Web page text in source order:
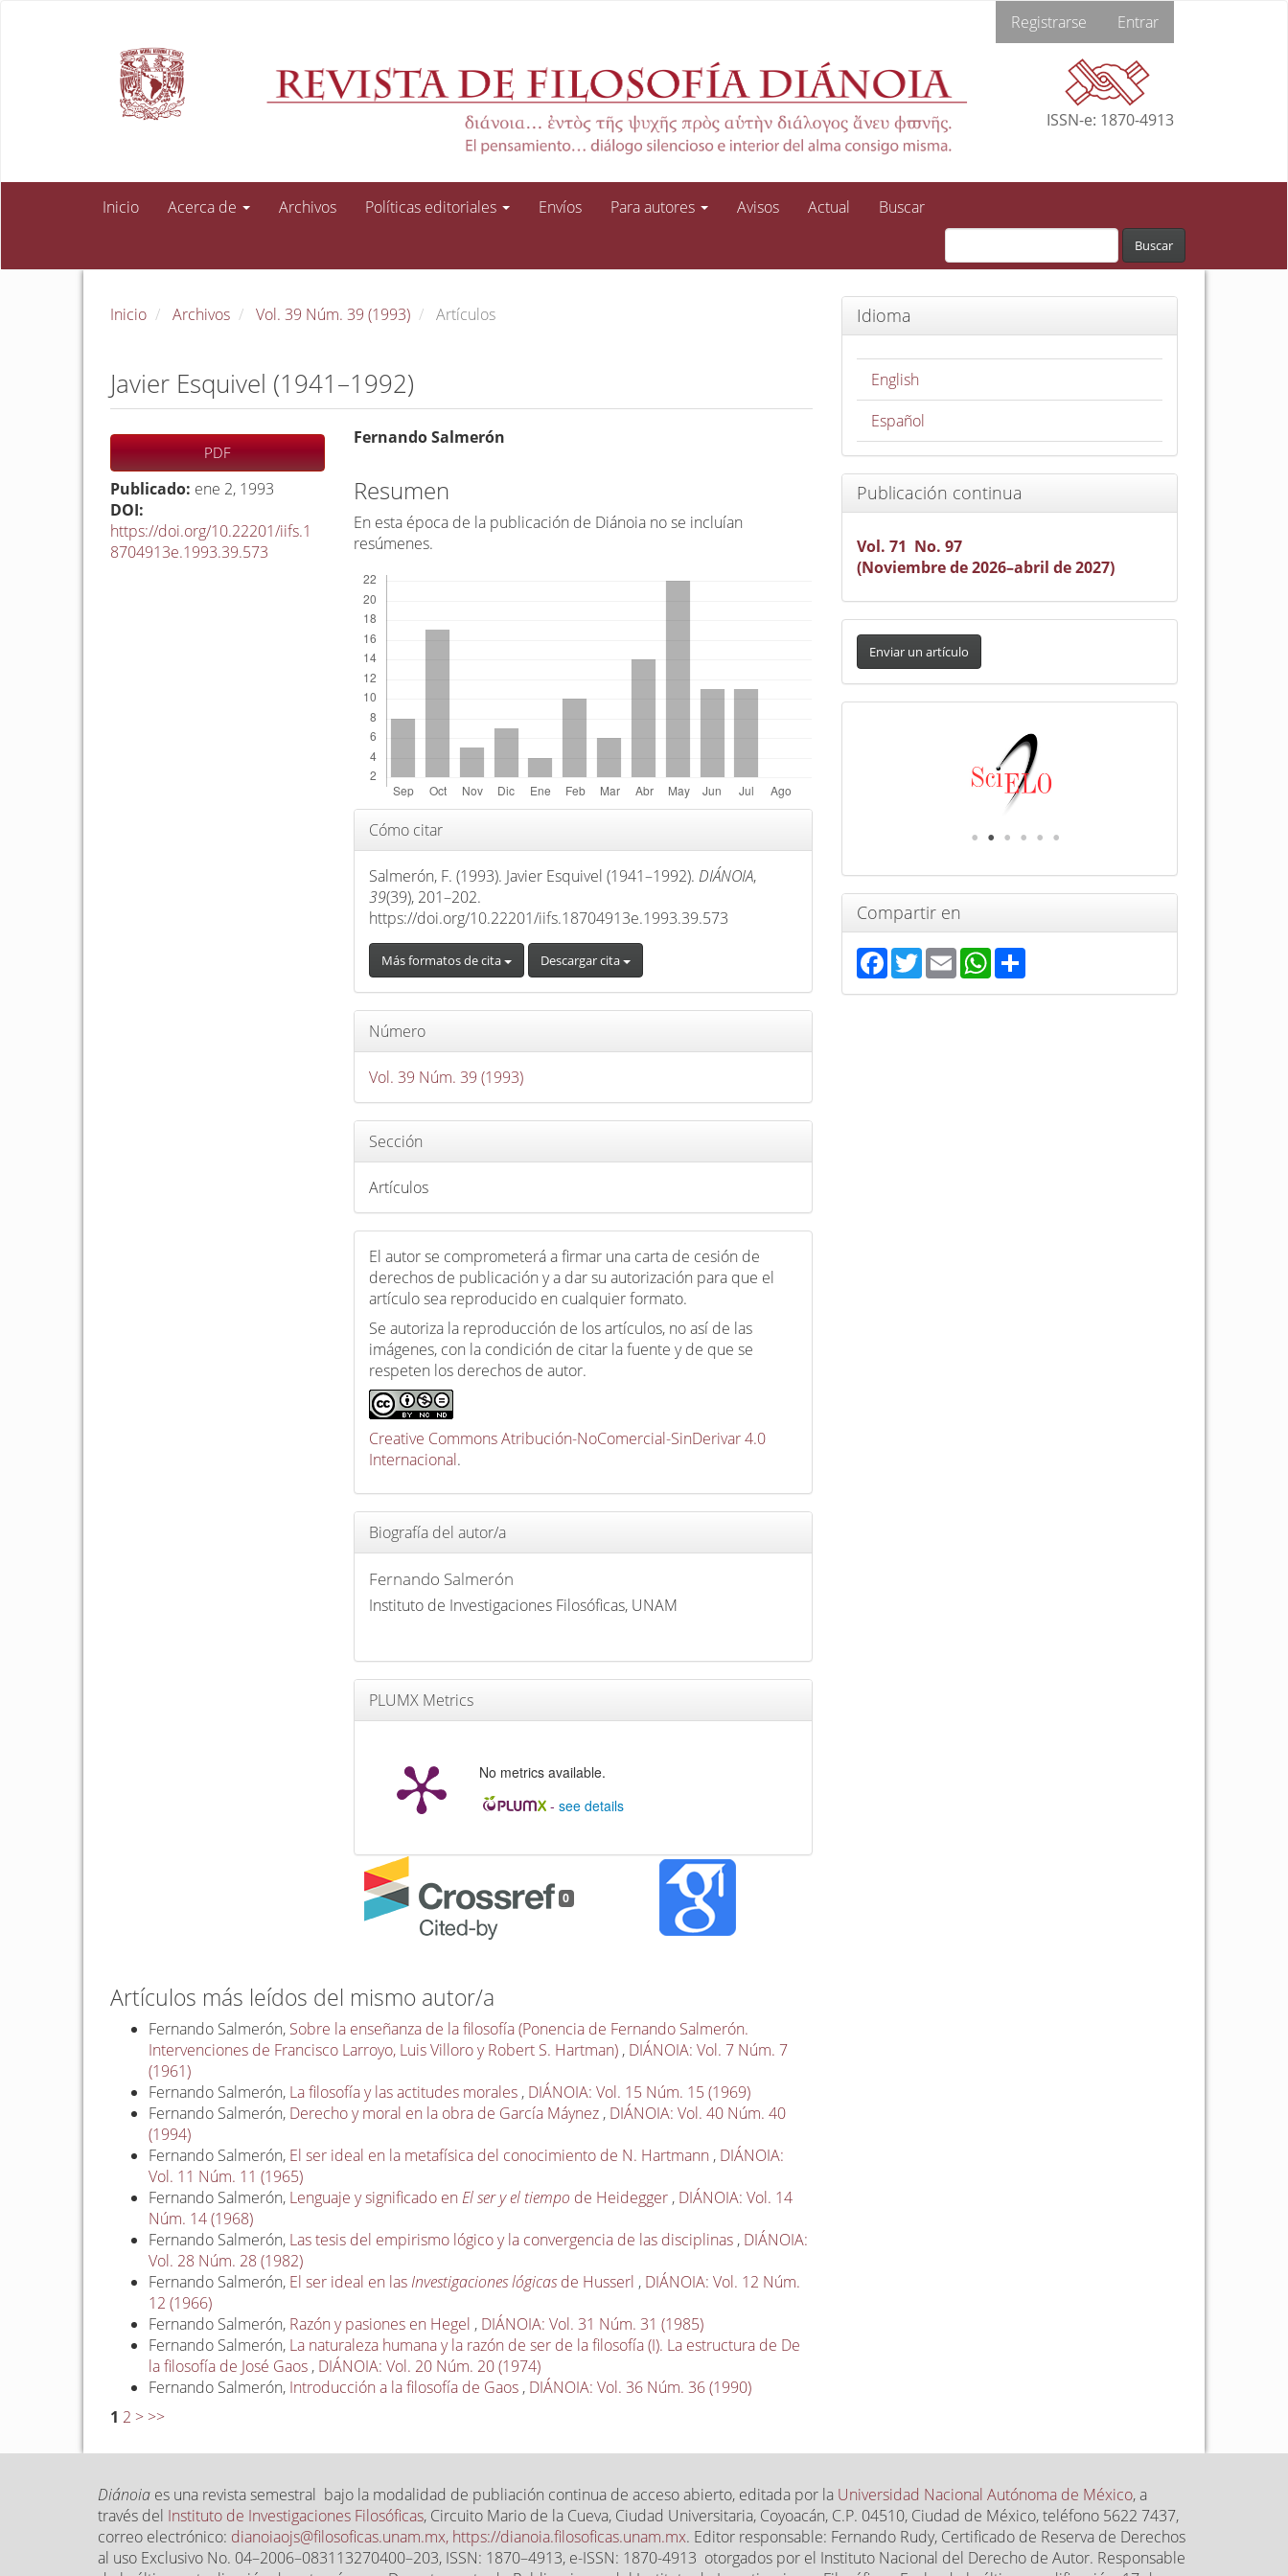
Registrarse Entrar
ISSN-e: 1870-4913
Inicio Acerca de Archivos Políticas editoriales Envíos Para autores Avisos Actual Buscar
Buscar
Inicio Archivos Vol. 39 Núm. 39 (1993) Artículos
Javier Esquivel (1941–1992)
Barra
lateral
del
artículo
PDF
Publicado: ene 2, 1993
DOI:
https://doi.org/10.22201/iifs.1
8704913e.1993.39.573
C
n
t
e
d
o
p
p
l
r
t
c
l
Fernando Salmerón
Resumen
En esta época de la publicación de Diánoia no se incluían
resúmenes.
Detalles
del
artículo
Cómo citar
Salmerón, F. (1993). Javier Esquivel (1941–1992). DIÁNOIA,
39(39), 201–202.
https://doi.org/10.22201/iifs.18704913e.1993.39.573
Más formatos de cita Descargar cita
Número
Vol. 39 Núm. 39 (1993)
Sección
Artículos
El autor se comprometerá a firmar una carta de cesión de
derechos de publicación y a dar su autorización para que el
artículo sea reproducido en cualquier formato.
Se autoriza la reproducción de los artículos, no así de las
imágenes, con la condición de citar la fuente y de que se
respeten los derechos de autor.
Creative Commons Atribución-NoComercial-SinDerivar 4.0
Internacional.
Biografía del autor/a
Fernando Salmerón
Instituto de Investigaciones Filosóficas, UNAM
PLUMX Metrics
No metrics available.
- see details
0
Artículos más leídos del mismo autor/a
Fernando Salmerón, Sobre la enseñanza de la filosofía (Ponencia de Fernando Salmerón.
Intervenciones de Francisco Larroyo, Luis Villoro y Robert S. Hartman) , DIÁNOIA: Vol. 7 Núm. 7
(1961)
Fernando Salmerón, La filosofía y las actitudes morales , DIÁNOIA: Vol. 15 Núm. 15 (1969)
Fernando Salmerón, Derecho y moral en la obra de García Máynez , DIÁNOIA: Vol. 40 Núm. 40
(1994)
Fernando Salmerón, El ser ideal en la metafísica del conocimiento de N. Hartmann , DIÁNOIA:
Vol. 11 Núm. 11 (1965)
Fernando Salmerón, Lenguaje y significado en El ser y el tiempo de Heidegger , DIÁNOIA: Vol. 14
Núm. 14 (1968)
Fernando Salmerón, Las tesis del empirismo lógico y la convergencia de las disciplinas , DIÁNOIA:
Vol. 28 Núm. 28 (1982)
Fernando Salmerón, El ser ideal en las Investigaciones lógicasde Husserl , DIÁNOIA: Vol. 12 Núm.
12 (1966)
Fernando Salmerón, Razón y pasiones en Hegel , DIÁNOIA: Vol. 31 Núm. 31 (1985)
Fernando Salmerón, La naturaleza humana y la razón de ser de la filosofía (I). La estructura de De
la filosofía de José Gaos , DIÁNOIA: Vol. 20 Núm. 20 (1974)
Fernando Salmerón, Introducción a la filosofía de Gaos , DIÁNOIA: Vol. 36 Núm. 36 (1990)
1 2 > >>
Idioma
English
Español
Publicación continua
Vol. 71 No. 97
(Noviembre de 2026–abril de 2027)
Enviar
artículo
Enviar un artículo
Compartir en
Facebook
TwitterEmailWhatsApp
Diánoia es una revista semestral bajo la modalidad de publiación continua de acceso abierto, editada por la Universidad Nacional Autónoma de México, a
través del Instituto de Investigaciones Filosóficas, Circuito Mario de la Cueva, Ciudad Universitaria, Coyoacán, C.P. 04510, Ciudad de México, teléfono 5622 7437,
correo electrónico: dianoiaojs@filosoficas.unam.mx, https://dianoia.filosoficas.unam.mx. Editor responsable: Fernando Rudy, Certificado de Reserva de Derechos
al uso Exclusivo No. 04–2006–083113270400–203, ISSN: 1870–4913, e-ISSN: 1870-4913 otorgados por el Instituto Nacional del Derecho de Autor. Responsable